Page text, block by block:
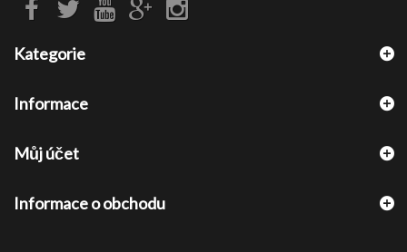
Kategorie
Informace
Můj účet
Informace o obchodu